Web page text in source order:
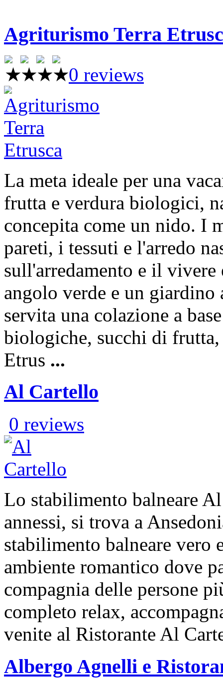
Agriturismo Terra
0 reviews
La meta ideale per una
frutta e verdura biologici,
concepita come un nido. I
pareti, i tessuti e l'arredo
sull'arredamento e il vivere
angolo verde e un
servita una colazione a
biologiche, succhi di
Etrus ...
Al Cartello
0 reviews
Lo stabilimento balneare
annessi, si trova a
stabilimento balneare vero
ambiente romantico dove
compagnia delle persone
completo relax,
venite al Ristorante Al
Albergo Agnelli e